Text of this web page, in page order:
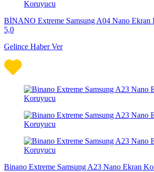
BİNANO Extreme Samsung A04 Nano Ekran
5,0
Gelince Haber Ver
Binano Extreme Samsung A23 Nano Ekran